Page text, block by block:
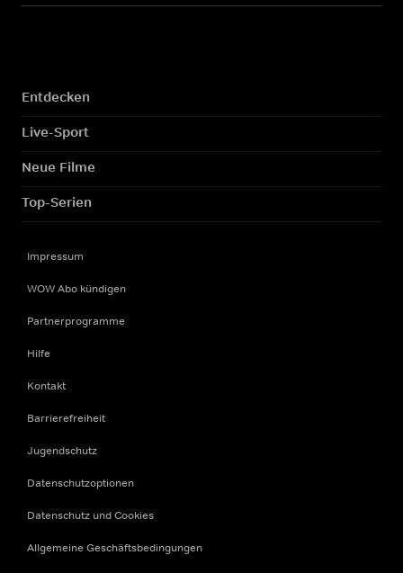
Entdecken
Live-Sport
Neue Filme
Top-Serien
Impressum
WOW Abo kündigen
Partnerprogramme
Hilfe
Kontakt
Barrierefreiheit
Jugendschutz
Datenschutzoptionen
Datenschutz und Cookies
Allgemeine Geschäftsbedingungen